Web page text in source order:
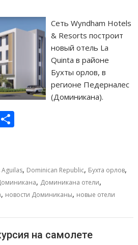
Сеть Wyndham Hotels
& Resorts построит
новый отель La
Quinta в районе
Бухты орлов, в
регионе Педерналес
(Доминикана).
р
а
в
и
т
Aguilas, Dominican Republic, Бухта орлов,
, Доминикана отели,
, новости Доминиканы, новые отели
на самолете